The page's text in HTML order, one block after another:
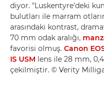
diyor. "Luskentyre'deki
bulutları ile marram
arasındaki kontrast,
70 mm odak aralığı,
favorisi olmuş. Canon
IS USM lens ile 28 mm,
çekilmiştir. © Verity